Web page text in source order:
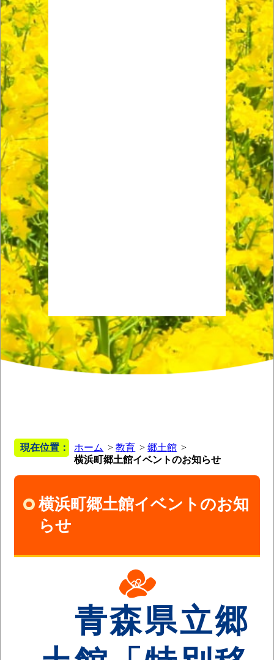
現在位置： ホーム 教育
郷土館
横浜町郷土館イベントのお知らせ
横浜町郷土館イベントのお知
らせ
青森県立郷